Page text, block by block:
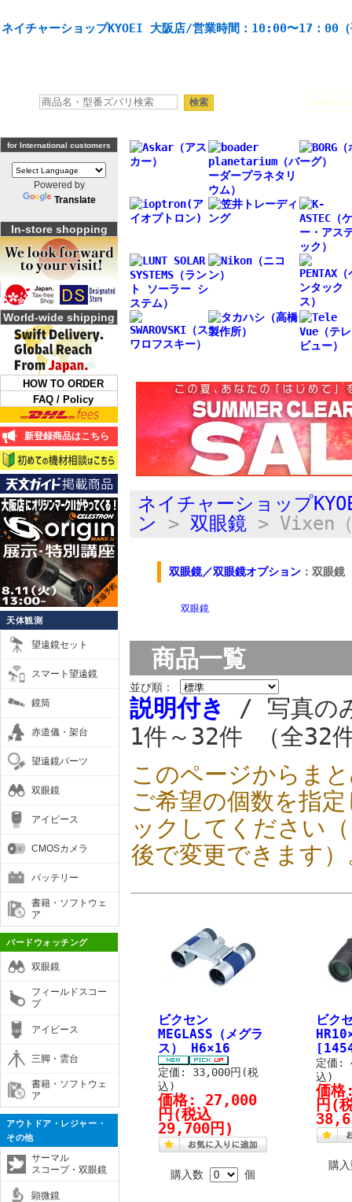
ネイチャーショップKYOEI 大阪店/営業時間：10:00〜17：00（
Seestar
for International customers
Powered by
Translate
In-store shopping
World-wide shipping
HOW TO ORDER
FAQ / Policy
新登録商品はこちら
天体観測
望遠鏡セット
スマート望遠鏡
鏡筒
赤道儀・架台
望遠鏡パーツ
双眼鏡
アイピース
CMOSカメラ
バッテリー
書籍・ソフトウェ
ア
バードウォッチング
双眼鏡
フィールドスコー
プ
アイピース
三脚・雲台
書籍・ソフトウェ
ア
アウトドア・レジャー・
その他
サーマル
スコープ・双眼鏡
顕微鏡
ネイチャーショップ
ン
> 双眼鏡 > Vixen
双眼鏡／双眼鏡オプション ：双眼鏡
双眼鏡
商品一覧
並び順：
説明付き
/ 写真の
1件～32件 （全32
このページからま
ご希望の個数を指
ックしてください
後で変更できます
ビクセン
MEGLASS（メグラ
ス） H6×16
定価: 33,000円(税
込)
価格: 27,000
円 (税込
29,700円)
購入数 個
ビク
定価:
込)
価
円 (
購